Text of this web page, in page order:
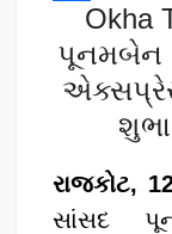
a
A
p
a
c
b
o
Okha
પૂનમબેન
રાજકોટ,
સાંસદ